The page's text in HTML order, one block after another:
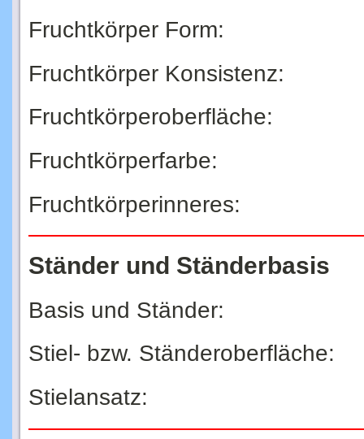
Fruchtkörper Form:
Fruchtkörper Konsistenz:
Fruchtkörperoberfläche:
Fruchtkörperfarbe:
Fruchtkörperinneres:
Ständer und Ständerbasis
Basis und Ständer:
Stiel- bzw. Ständeroberfläche:
Stielansatz: